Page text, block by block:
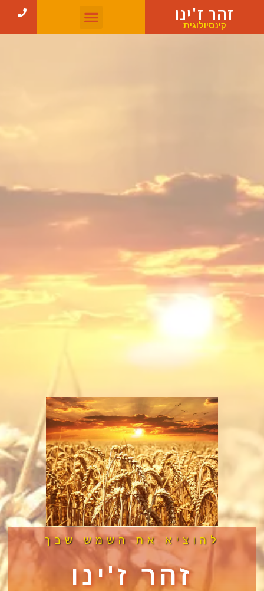
זהר ז'ינו
קינסיולוגית
להוציא את השמש שבך
זהר ז'ינו